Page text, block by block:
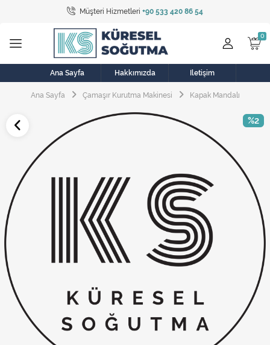
Müşteri Hizmetleri +90 533 420 86 54
Tüm Kategoriler
Bulaşık Makinesi
Buzdolabı
Çamaşır Kurutma Makinesi
Elektrikli Aksamlar
Elektrikli Süpürge
Fan
Fırın, Ocak ve Aspiratör
Klima
Kombi
Ana Sayfa Hakkımızda İletişim
Ana Sayfa Çamaşır Kurutma Makinesi Kapak Mandalı
%2